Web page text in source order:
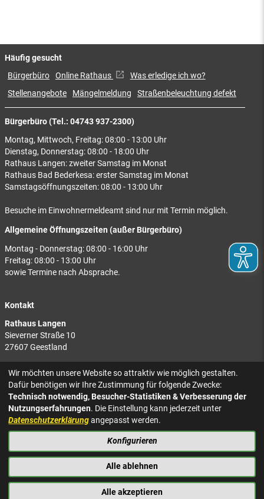
Bürgerbüro (Tel.: 04743 937-2300)
Montag, Mittwoch, Freitag: 08:00 - 13:00 Uhr
Dienstag, Donnerstag: 08:00 - 18:00 Uhr
Rathaus Langen: zweiter Samstag im Monat
Rathaus Bad Bederkesa: erster Samstag im Monat
Samstagsöffnungszeiten: 08:00 - 13:00 Uhr
Besuche im Einwohnermeldeamt sind nur mit Termin möglich.
Allgemeine Öffnungszeiten (außer Bürgerbüro)
Montag - Donnerstag: 08:00 - 16:00 Uhr
Freitag: 08:00 - 13:00 Uhr
sowie Termine nach Absprache.
Kontakt
Rathaus Langen
Sieverner Straße 10
27607 Geestland
Rathaus Bad Bederkesa
Am Markt 8
27624 Geestland
Tel.: 04743 937-2300
Häufig gesucht
Bürgerbüro Online Rathaus
Was erledige ich wo?
Stellenangebote
Mängelmeldung Straßenbeleuchtung defekt
KONTAKT
IMPRESSUM
BARRIEREFREIHEIT
NACH OBEN
Wir möchten unsere Website so attraktiv wie möglich gestalten.
Dafür benötigen wir Ihre Zustimmung für folgende Zwecke:
Technisch notwendig, Besucher-Statistiken & Verbesserung der
Nutzungserfahrungen. Die Einstellung kann jederzeit unter
Datenschutzerklärungangepasst werden.
Konfigurieren
Alle ablehnen
Alle akzeptieren